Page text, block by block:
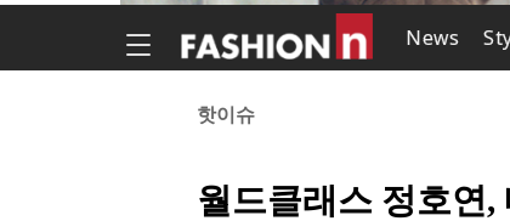
News
핫이슈
월드클래스 정호연